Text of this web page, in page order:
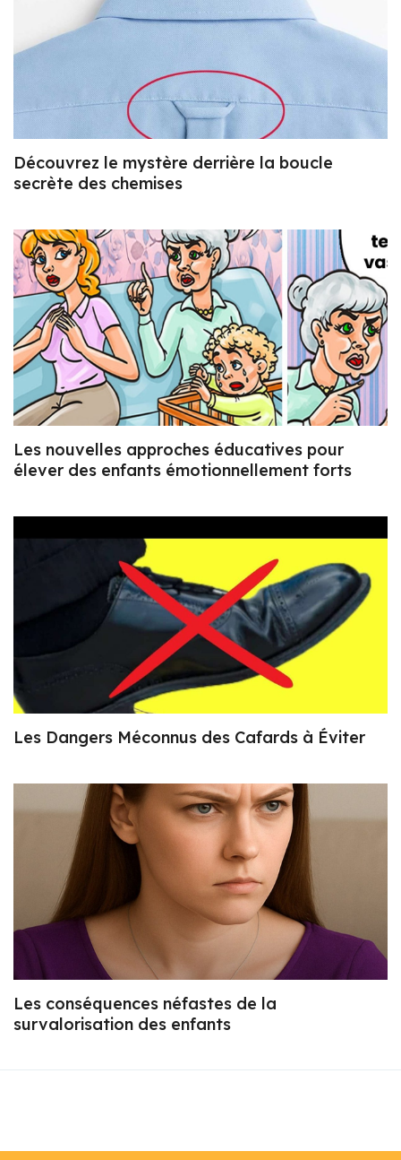
Découvrez le mystère derrière la boucle
secrète des chemises
Les nouvelles approches éducatives pour
élever des enfants émotionnellement forts
Les Dangers Méconnus des Cafards à Éviter
Les conséquences néfastes de la
survalorisation des enfants